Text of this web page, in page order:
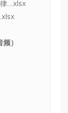
….xlsx
）